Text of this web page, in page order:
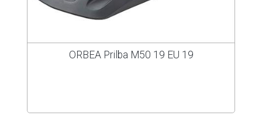
ORBEA Prilba M50 19 EU 19